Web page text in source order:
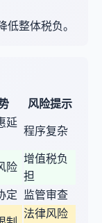
低整体税负。
风险提示
延
程序复杂
险
增值税负
担
定
监管审查
法律风险